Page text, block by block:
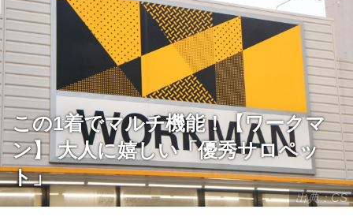
出典：CS
この1着でマルチ機能！【ワークマ
ン】 大人に嬉しい「優秀サロペッ
ト」